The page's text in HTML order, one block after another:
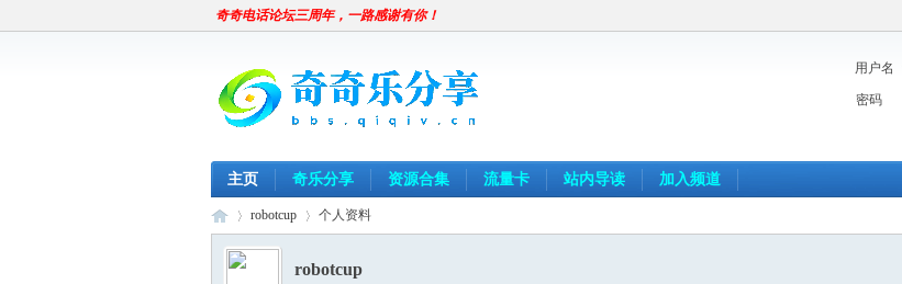
奇奇电话论坛三周年，一路感谢有你！
用户名
密码
主页 奇乐分享 资源合集 流量卡 站内导读 加入频道
robotcup 个人资料
robotcup